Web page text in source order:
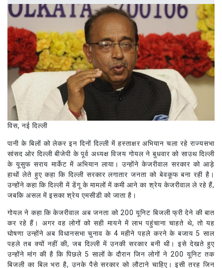
विस, नई दिल्ली
पानी के बिलों को लेकर इन दिनों दिल्ली में हस्ताक्षर अभियान चला रहे राज्यसभा
सांसद ओर दिल्ली बीजेपी के पूर्व अध्यक्ष विजय गोयल ने बुधवार को साउथ दिल्ली
के यूसुफ सराय मार्केट में अभियान लाया। उन्होंने केजरीवाल सरकार को आड़े
हाथों लेते हुए कहा कि दिल्ली सरकार लगातार जनता को बेवकूफ बना रही है।
उन्होंने कहा कि दिल्ली में डेंगू के मामलों में कमी आने का श्रेय केजरीवाल ले रहे हैं,
जबकि असल में इसका श्रेय एमसीडी को जाता है।
गोयल ने कहा कि केजरीवाल अब जनता को 200 यूनिट बिजली फ्री देने की बात
कर रहे हैं। अगर वह लोगों को सही मायने में लाभ पहुंचाना चाहते थे, तो यह
घोषणा उन्होंने अब विधानसभा चुनाव के 4 महीने पहले करने के बजाय 5 साल
पहले तब क्यों नहीं की, जब दिल्ली में उनकी सरकार बनी थी। इसे देखते हुए
उन्होंने मांग की है कि पिछले 5 सालों के दौरान जिन लोगों ने 200 यूनिट तक
बिजली का बिल भरा है, उनके पैसे सरकार को लौटाने चाहिए। इसी तरह जिन